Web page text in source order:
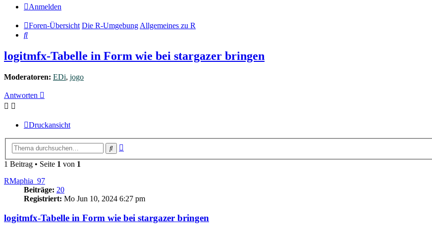
Anmelden
Foren-Übersicht Die R-UmgebungAllgemeines zu R
Suche
logitmfx-Tabelle in Form wie bei stargazer bringen
Moderatoren: EDi, jogo
Antworten
Druckansicht
Suche
1 Beitrag • Seite 1 von 1
RMaphia_97
Beiträge: 20
Registriert: Mo Jun 10, 2024 6:27 pm
logitmfx-Tabelle in Form wie bei stargazer bringen